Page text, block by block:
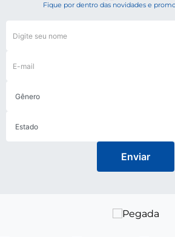
Fique por dentro das novidades e
Enviar